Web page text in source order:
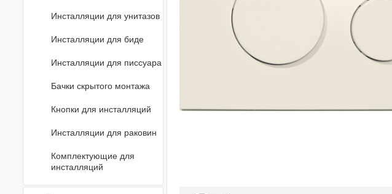
Инсталляции для унитазов
Инсталляции для биде
Инсталляции для писсуара
Бачки скрытого монтажа
Кнопки для инсталляций
Инсталляции для раковин
Комплектующие для
инсталляций